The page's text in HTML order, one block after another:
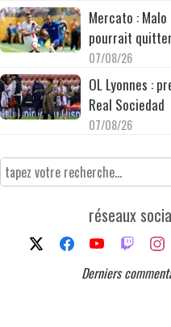
Mercato : Malo
pourrait
07/08/26
OL Lyonnes :
Real Sociedad
07/08/26
réseaux
Derniers